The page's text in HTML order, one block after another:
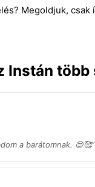
Megoldjuk,
Instán
a barátomnak. 😍🥰”